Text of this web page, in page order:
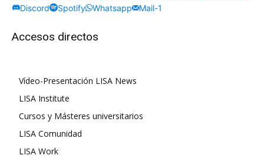
Discord
Spotify Whatsapp Mail-1
Accesos directos
Vídeo-Presentación LISA News
LISA Institute
Cursos y Másteres universitarios
LISA Comunidad
LISA Work